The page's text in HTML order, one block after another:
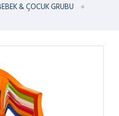
& ÇOCUK GRUBU